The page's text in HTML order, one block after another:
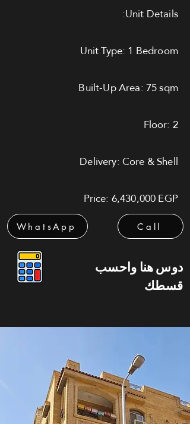
Unit Details:
Unit Type: 1 Bedroom
Built-Up Area: 75 sqm
Floor: 2
Delivery: Core & Shell
Price: 6,430,000 EGP
WhatsApp Call
دوس هنا واحسب
قسطك